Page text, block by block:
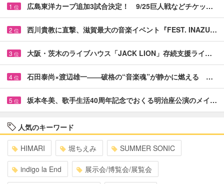
1 位 広島東洋カープ追加3試合決定！ 9/25巨人戦などチケッ…
2 位 西川貴教に直撃、滋賀最大の音楽イベント『FEST. INAZU…
3 位 大阪・茨木のライブハウス「JACK LION」存続支援ライ…
4 位 石田泰尚×渡辺雄一――破格の“音楽魂”が静かに燃える …
5 位 坂本冬美、歌手生活40周年記念でおくる明治座公演のメイ…
人気のキーワード
HIMARI 堀ちえみ SUMMER SONIC
indigo la End 展示会/博覧会/展覧会